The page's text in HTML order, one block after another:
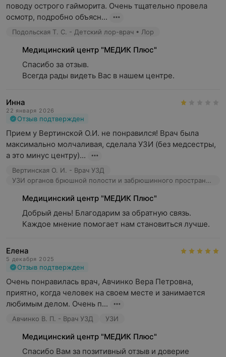
поводу острого гайморита. Очень тщательно провела
осмотр, подробно объясн...
Подольская Т. С. - Детский лор-врач • Лор
Медицинский центр "МЕДИК Плюс"
Спасибо за отзыв.
Всегда рады видеть Вас в нашем центре.
Инна
22 января 2026
Отзыв подтвержден
Прием у Вертинской О.И. не понравился! Врач была
максимально молчаливая, сделала УЗИ (без медсестры,
а это минус центру)...
Вертинская О. И. - Врач УЗД
УЗИ органов брюшной полости и забрюшинного пространства
Медицинский центр "МЕДИК Плюс"
Добрый день! Благодарим за обратную связь.
Каждое мнение помогает нам становиться лучше.
Елена
5 декабря 2025
Отзыв подтвержден
Очень понравилась врач, Авчинко Вера Петровна,
приятно, когда человек на своем месте и занимается
любимым делом. Очень п...
Авчинко В. П. - Врач УЗД УЗИ
Медицинский центр "МЕДИК Плюс"
Спасибо Вам за позитивный отзыв и доверие